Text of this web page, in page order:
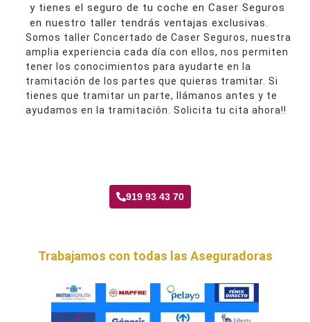
y tienes el seguro de tu coche en Caser Seguros
en nuestro taller tendrás ventajas exclusivas.
Somos taller Concertado de Caser Seguros, nuestra
amplia experiencia cada día con ellos, nos permiten
tener los conocimientos para ayudarte en la
tramitación de los partes que quieras tramitar. Si
tienes que tramitar un parte, llámanos antes y te
ayudamos en la tramitación. Solicita tu cita ahora!!
919 93 43 70
Trabajamos con todas las Aseguradoras